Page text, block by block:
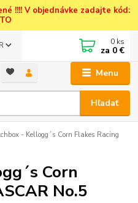
!!!! V objednávke zadajte kód:
Menu
Hľadať
0 ks
za 0 €
- Kellogg´s Corn Flakes Racing
Corn
No.5